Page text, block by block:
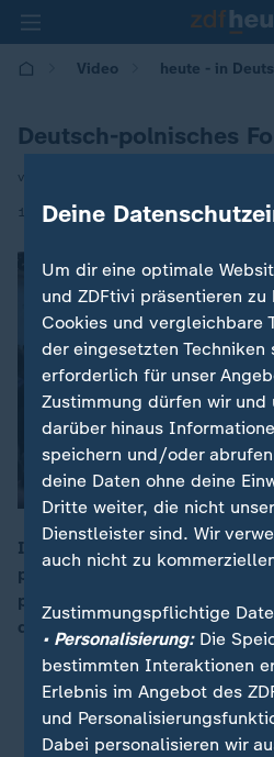
Video heute - in
Deutsch-polnisches
von Andreas Kynast
17.06.2026 | 14:00
In Berlin treffen sich
polnischer Amtskollege
polnischen Forum. Anlass ist
der bilateralen Beziehungen.
Deine
Um dir eine optimale
und ZDFtivi präsentieren
Cookies und vergleichbare
der eingesetzten
erforderlich für unser
Zustimmung dürfen wir und
darüber hinaus
speichern und/oder
deine Daten ohne deine
Dritte weiter, die nicht
Dienstleister sind. Wir
auch nicht zu
Zustimmungspflichtige
• Personalisierung:Die
bestimmten Interaktionen
Erlebnis im Angebot des
und
Dabei personalisieren wir